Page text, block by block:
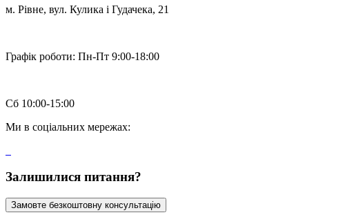
м. Рівне, вул. Кулика і Гудачека, 21
Графік роботи: Пн-Пт 9:00-18:00
Сб 10:00-15:00
Ми в соціальних мережах:
Залишилися питання?
Замовте безкоштовну консультацію